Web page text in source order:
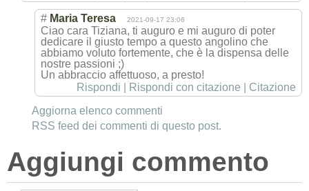
# Maria Teresa 2021-09-17 23:06
Ciao cara Tiziana, ti auguro e mi auguro di poter
dedicare il giusto tempo a questo angolino che
abbiamo voluto fortemente, che è la dispensa delle
nostre passioni ;)
Un abbraccio affettuoso, a presto!
Rispondi
Rispondi con citazione
Citazione
Aggiorna elenco commenti
RSS feed dei commenti di questo post.
Aggiungi commento